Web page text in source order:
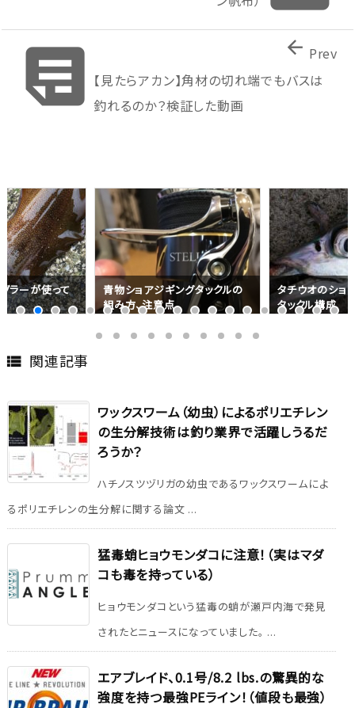
 【見たらアカン】角材の切れ端でもバスは
釣れるのか？検証した動画
 Prev
ラーが使って
青物ショアジギングタックルの
組み方、注意点
タチウオのショ
タックル構成
 関連記事
ワックスワーム（幼虫）によるポリエチレン
の生分解技術は釣り業界で活躍しうるだ
ろうか？
ハチノスツヅリガの幼虫であるワックスワームによ
るポリエチレンの生分解に関する論文 ...
猛毒蛸ヒョウモンダコに注意！（実はマダ
コも毒を持っている）
ヒョウモンダコという猛毒の蛸が瀬戸内海で発見
されたとニュースになっていました。 ...
エアブレイド、0.1号/8.2 lbs.の驚異的な
強度を持つ最強PEライン！（値段も最強）